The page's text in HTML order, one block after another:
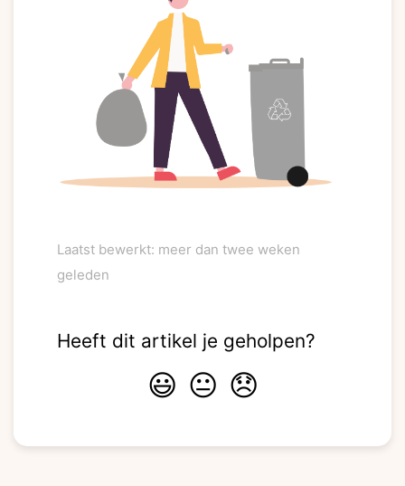
Laatst bewerkt: meer dan twee weken
geleden
Heeft dit artikel je geholpen?
😃 😐 😞